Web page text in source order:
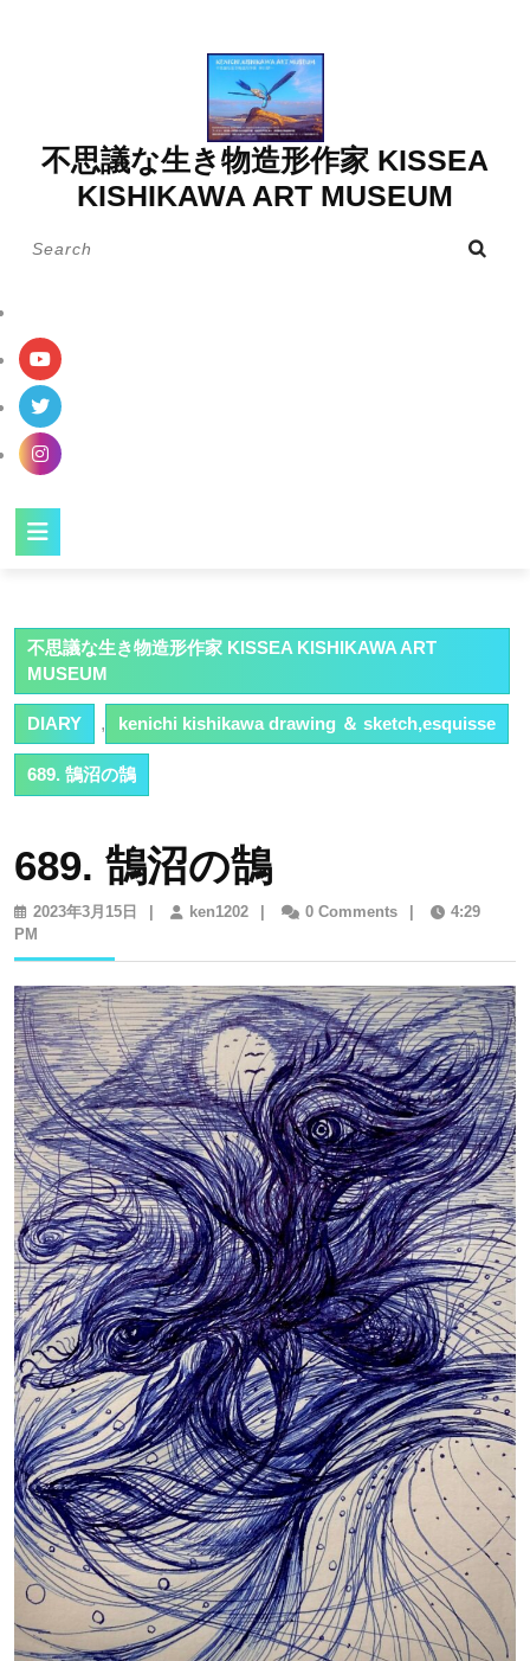
不思議な生き物造形作家 KISSEA
KISHIKAWA ART MUSEUM
不思議な生き物造形作家 KISSEA KISHIKAWA ART
MUSEUM
DIARY , kenichi kishikawa drawing ＆ sketch,esquisse
689. 鵠沼の鵠
689. 鵠沼の鵠
2023年3月15日
2023
15
日
ken1202ken12020 Comments
4:29
PM